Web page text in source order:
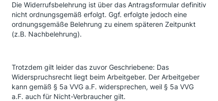
Die Widerrufsbelehrung ist über das Antragsformular definitiv
nicht ordnungsgemäß erfolgt. Ggf. erfolgte jedoch eine
ordnungsgemäße Belehrung zu einem späteren Zeitpunkt
(z.B. Nachbelehrung).
Trotzdem gilt leider das zuvor Geschriebene: Das
Widerspruchsrecht liegt beim Arbeitgeber. Der Arbeitgeber
kann gemäß § 5a VVG a.F. widersprechen, weil § 5a VVG
a.F. auch für Nicht-Verbraucher gilt.